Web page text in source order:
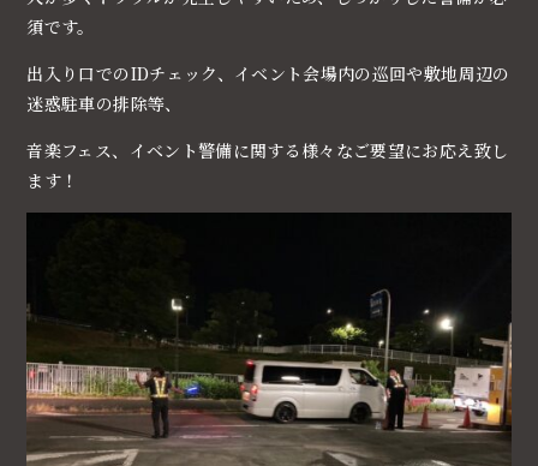
須です。
出入り口でのIDチェック、イベント会場内の巡回や敷地周辺の
迷惑駐車の排除等、
音楽フェス、イベント警備に関する様々なご要望にお応え致し
ます！